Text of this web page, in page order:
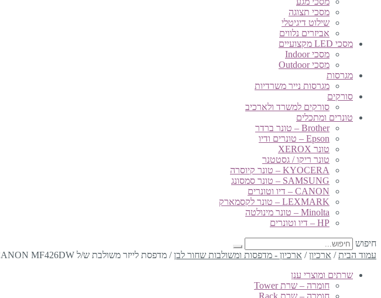
מסכי תצוגה
שילוט דיגיטלי
אביזרים נלווים
מסכי LED מקצועיים
מסכי Indoor
מסכי Outdoor
מגרסות
מגרסות נייר משרדיות
סורקים
סורקים למשרד ולארכיב
טונרים ומתכלים
Brother – טונר ברדר
Epson – טונרים ודיו
טונר XEROX
טונר ריקו / גסטטנר
KYOCERA – טונר קיוסרה
SAMSUNG – טונר סמסונג
CANON – דיו וטונרים
LEXMARK – טונר לקסמארק
Minolta – טונר מינולטה
HP – דיו וטונרים
חיפוש
עמוד הבית / ארכיון/ ארכיון - מדפסות ומשולבות שחור לבן/ מדפסת לייזר משולבת ש/ל CANON MF426DW
שרתים ומוצרי ענן
חומרה – שרת Tower
חומרה – שרת Rack